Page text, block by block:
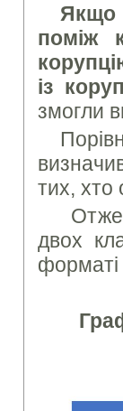
Якщо
поміж
із
змогли
тих, хто
двох
форматі